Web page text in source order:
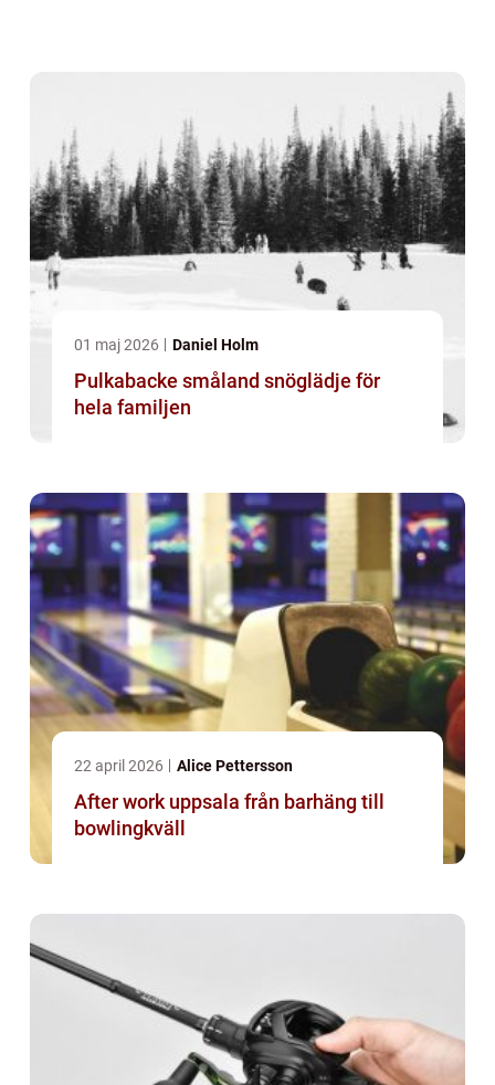
01 maj 2026 Daniel Holm
Pulkabacke småland snöglädje för
hela familjen
22 april 2026 Alice Pettersson
After work uppsala från barhäng till
bowlingkväll